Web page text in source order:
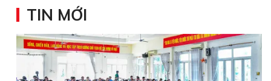
Bảng giápa lăng xích lắc tay
ống cao suHà Nội
TIN MỚI